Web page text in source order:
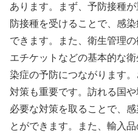
あります。まず、予防接種
防接種を受けることで、感
できます。また、衛生管理
エチケットなどの基本的な
染症の予防につながります
対策も重要です。訪れる国
必要な対策を取ることで、
とができます。また、輸入